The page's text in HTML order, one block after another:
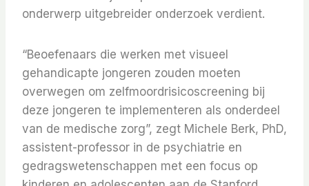
onderwerp uitgebreider onderzoek verdient.
“Beoefenaars die werken met visueel
gehandicapte jongeren zouden moeten
overwegen om zelfmoordrisicoscreening bij
deze jongeren te implementeren als onderdeel
van de medische zorg”, zegt Michele Berk, PhD,
assistent-professor in de psychiatrie en
gedragswetenschappen met een focus op